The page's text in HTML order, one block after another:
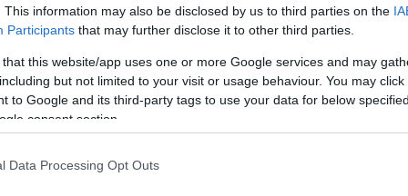
This information may also be disclosed by us to third parties on the
Participants that may further disclose it to other third parties.
that this website/app uses one or more Google services and may
but not limited to your visit or usage behaviour. You may
to Google and its third-party tags to use your data for below
consent section.
Data Processing Opt Outs
διεξαχθούν στις 25 Ιουνίου. Η βαριά
στις εκλογές της 21ης Μαϊού του 2023
του κόμματος. Όπως επίσης και η
από τη Νέα Δημοκρατίατου κ.
εκλογική της επίδοση του 2019.